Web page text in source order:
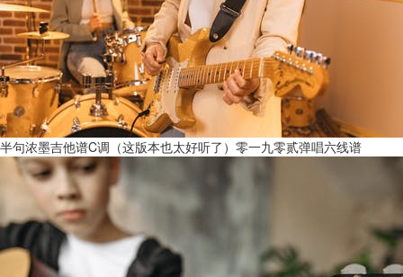
半句浓墨吉他谱C调（这版本也太好听了）零一九零贰弹唱六线谱